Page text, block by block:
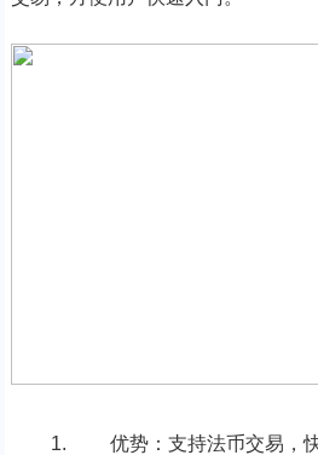
优势：支持法币交易，